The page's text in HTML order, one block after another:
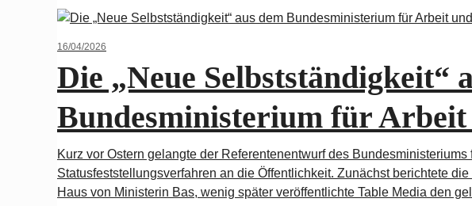
16/04/2026
Die „Neue Selbstständigkeit“
Bundesministerium für Arbeit
Kurz vor Ostern gelangte der Referentenentwurf des
Statusfeststellungsverfahren an die Öffentlichkeit. Zunächst berichtete
Haus von Ministerin Bas, wenig später veröffentlichte Table Media den